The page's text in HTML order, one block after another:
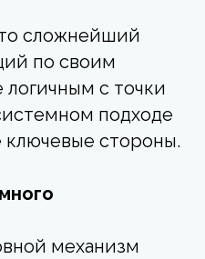
сложнейший
по своим
логичным с точки
подходе
стороны.
механизм